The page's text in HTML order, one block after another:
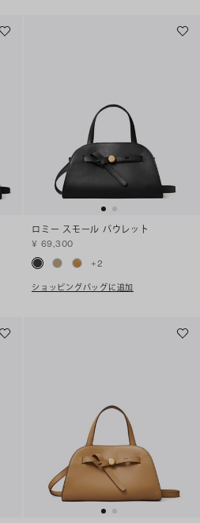
ロミー スモール バウレット
¥ 69,300
+2
ショッピングバッグに追加